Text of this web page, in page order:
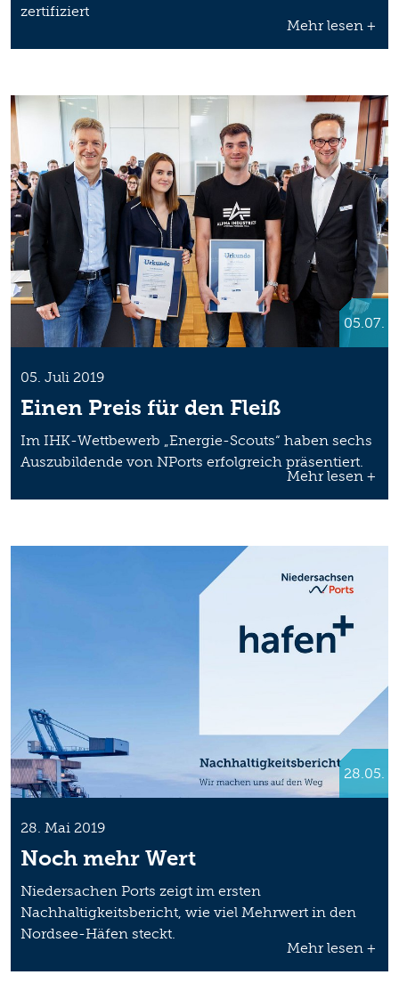
zertifiziert
Mehr lesen +
05.07.
05. Juli 2019
Einen Preis für den Fleiß
Im IHK-Wettbewerb „Energie-Scouts“ haben sechs
Auszubildende von NPorts erfolgreich präsentiert.
Mehr lesen +
28.05.
28. Mai 2019
Noch mehr Wert
Niedersachen Ports zeigt im ersten
Nachhaltigkeitsbericht, wie viel Mehrwert in den
Nordsee-Häfen steckt.
Mehr lesen +